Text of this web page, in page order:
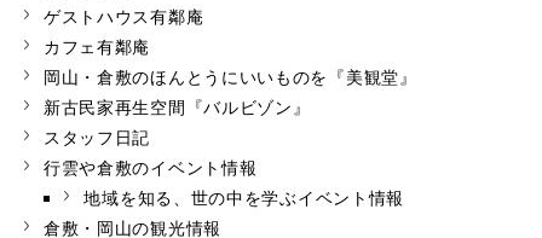
ゲストハウス有鄰庵
カフェ有鄰庵
岡山・倉敷のほんとうにいいものを『美観堂』
新古民家再生空間『バルビゾン』
スタッフ日記
行雲や倉敷のイベント情報
地域を知る、世の中を学ぶイベント情報
倉敷・岡山の観光情報